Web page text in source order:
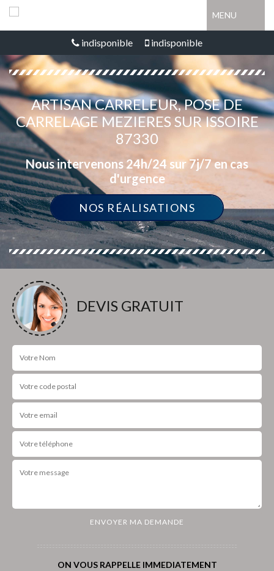
MENU
indisponible indisponible
ARTISAN CARRELEUR, POSE DE
CARRELAGE MEZIERES SUR ISSOIRE
87330
Nous intervenons 24h/24 sur 7j/7 en cas
d'urgence
NOS RÉALISATIONS
DEVIS GRATUIT
ON VOUS RAPPELLE IMMEDIATEMENT